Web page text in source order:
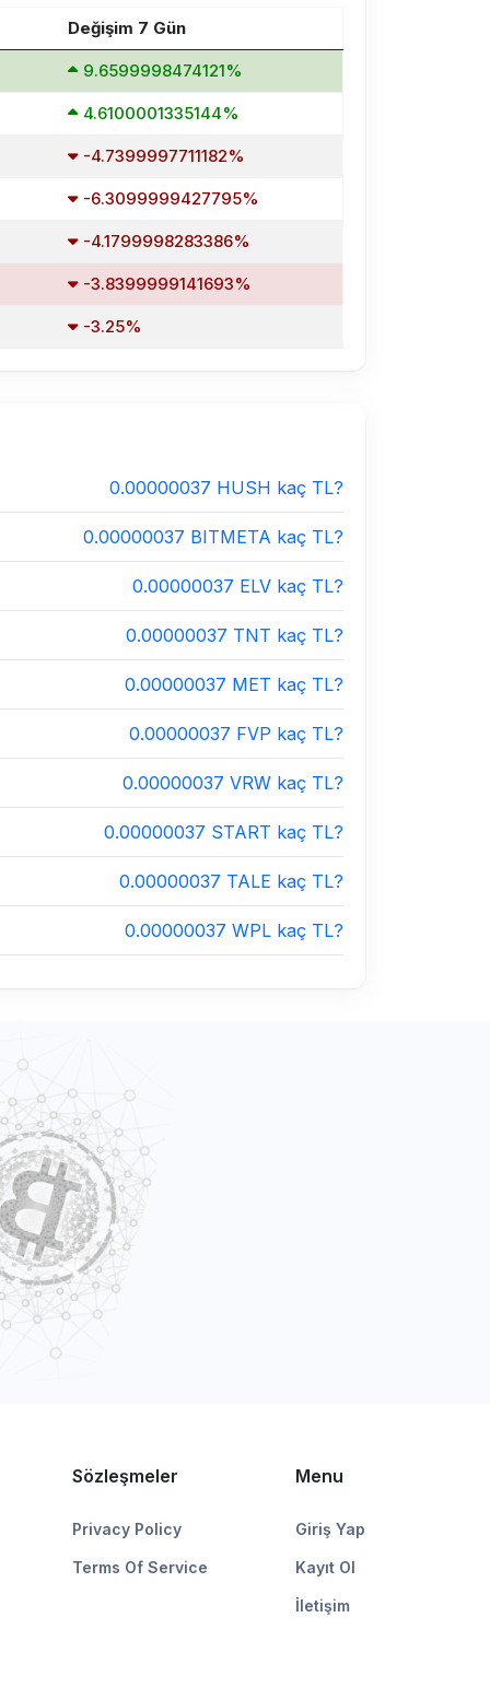
Değişim 7 Gün
9.6599998474121%
4.6100001335144%
-4.7399997711182%
-6.3099999427795%
-4.1799998283386%
-3.8399999141693%
-3.25%
0.00000037 HUSH kaç TL?
0.00000037 BITMETA kaç TL?
0.00000037 ELV kaç TL?
0.00000037 TNT kaç TL?
0.00000037 MET kaç TL?
0.00000037 FVP kaç TL?
0.00000037 VRW kaç TL?
0.00000037 START kaç TL?
0.00000037 TALE kaç TL?
0.00000037 WPL kaç TL?
Sözleşmeler
Privacy Policy
Terms Of Service
Menu
Giriş Yap
Kayıt Ol
İletişim